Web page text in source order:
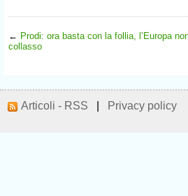
← Prodi: ora basta con la follia, l’Europa
collasso
Articoli - RSS Privacy policy